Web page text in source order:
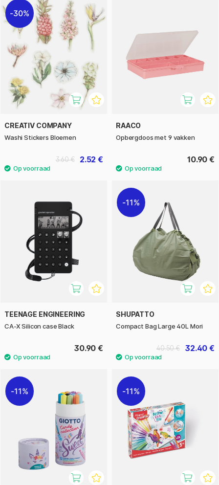
30%
CREATIV COMPANY
Washi Stickers Bloemen
2.52 €
3.60 €
RAACO
Opbergdoos met 9 vakken
10.90 €
TEENAGE ENGINEERING
CA-X Silicon case Black
30.90 €
11%
SHUPATTO
Compact Bag Large 40L Mori
32.40 €
40.50 €
11% 11%